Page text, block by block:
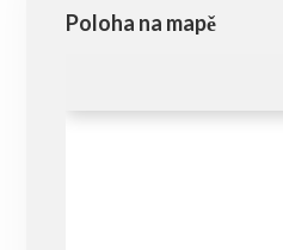
Poloha na mapě